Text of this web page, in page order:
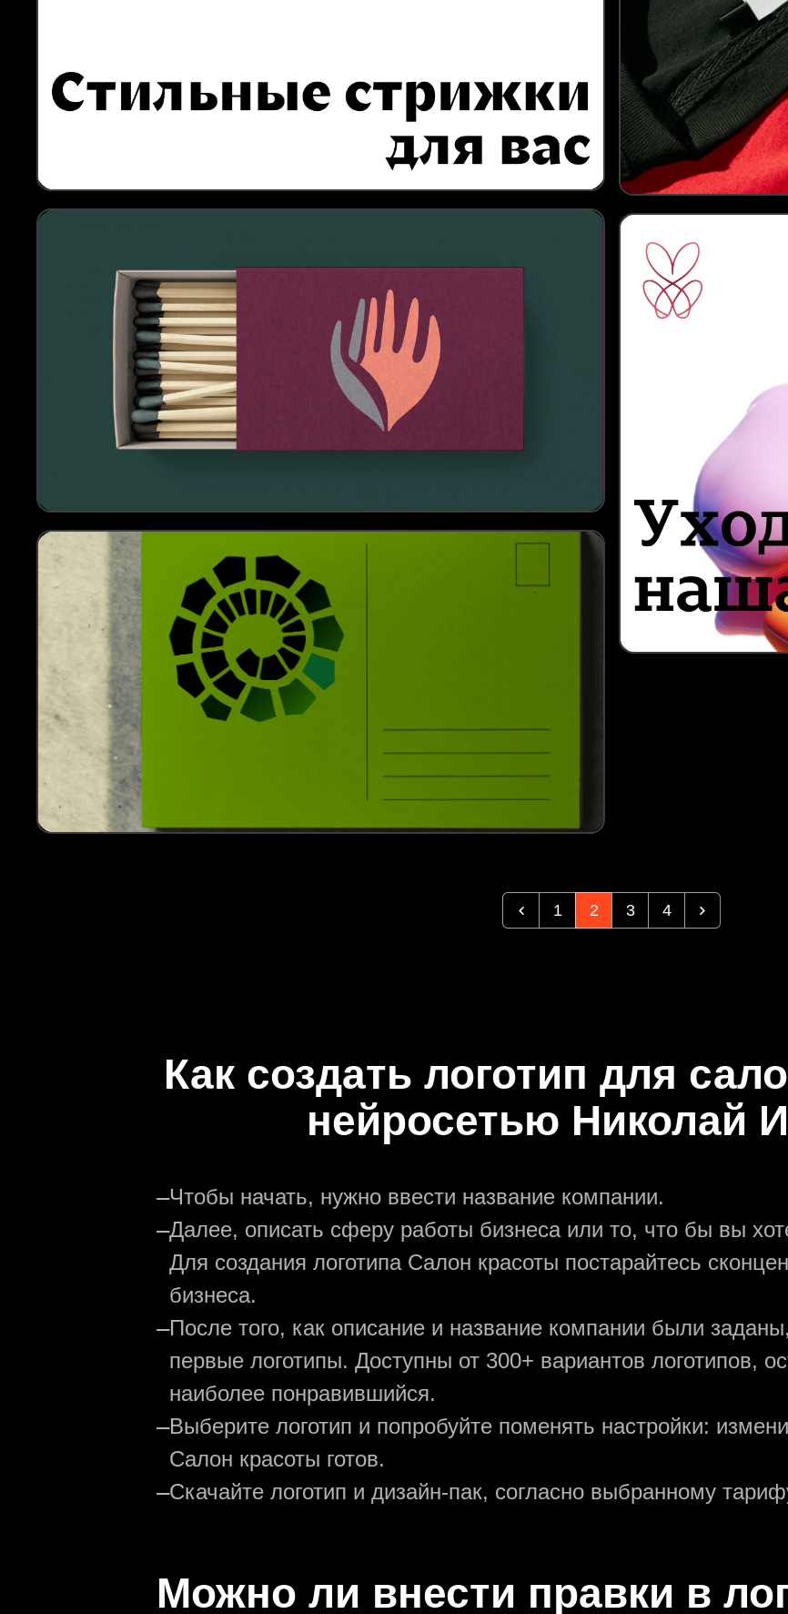
1 2 3 4
Как создать логотип для
нейросетью Николай
—Чтобы начать, нужно ввести название компании.
—Далее, описать сферу работы бизнеса или то, что бы вы
Для создания логотипа Салон красоты постарайтесь
бизнеса.
—После того, как описание и название компании были
первые логотипы. Доступны от 300+ вариантов логотипов,
наиболее понравившийся.
—Выберите логотип и попробуйте поменять настройки:
Салон красоты готов.
—Скачайте логотип и дизайн-пак, согласно выбранному
Можно ли внести правки в